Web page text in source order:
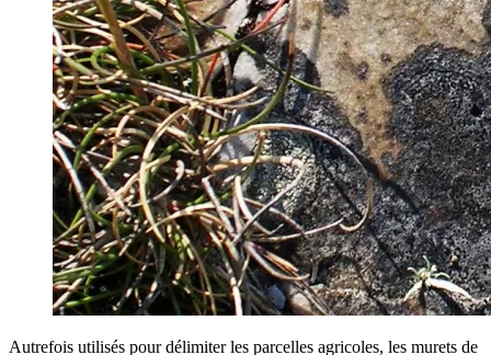
Autrefois utilisés pour délimiter les parcelles agricoles, les murets de